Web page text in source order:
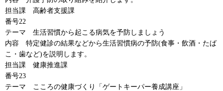
担当課
高齢者支援課
番号22
テーマ
生活習慣から起こる病気を予防しましょう
内容
特定健診の結果などから生活習慣病の予防(食事・飲酒・たば
こ・歯など)を説明します。
担当課
健康推進課
番号23
テーマ
こころの健康づくり「ゲートキーパー養成講座」